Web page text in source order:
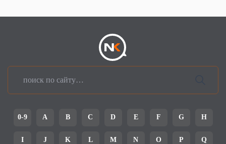
0-9 A B C D E F G H
I J K L M N O P Q